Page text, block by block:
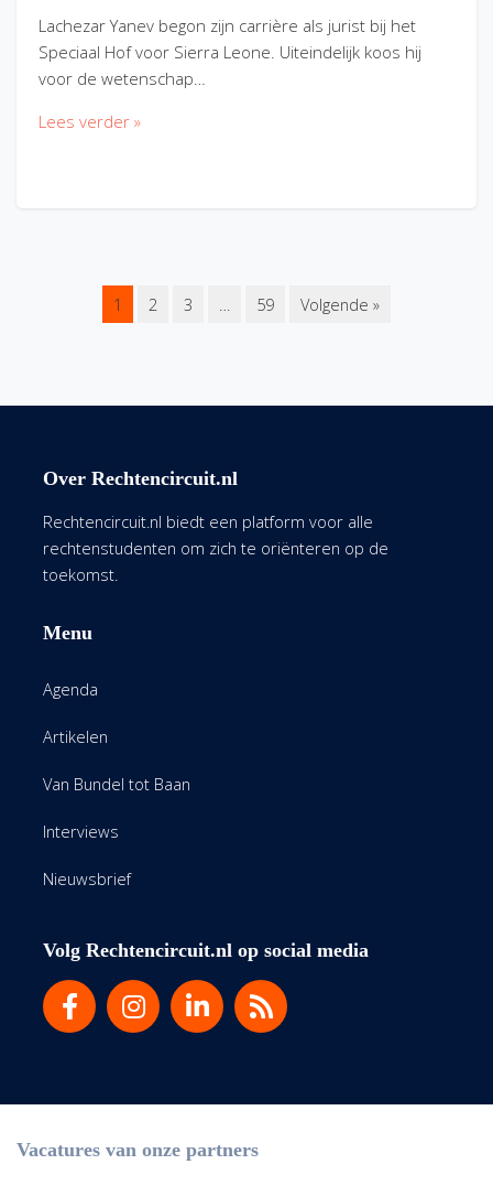
Lachezar Yanev begon zijn carrière als jurist bij het
Speciaal Hof voor Sierra Leone. Uiteindelijk koos hij
voor de wetenschap…
Lees verder »
1 2 3 … 59 Volgende »
Over Rechtencircuit.nl
Rechtencircuit.nl biedt een platform voor alle
rechtenstudenten om zich te oriënteren op de
toekomst.
Menu
Agenda
Artikelen
Van Bundel tot Baan
Interviews
Nieuwsbrief
Volg Rechtencircuit.nl op social media
Vacatures van onze partners